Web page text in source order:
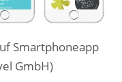
Smartphoneapp
GmbH)